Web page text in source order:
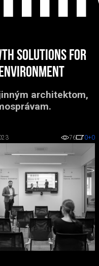
Solutions for
architektom,
76 0+0